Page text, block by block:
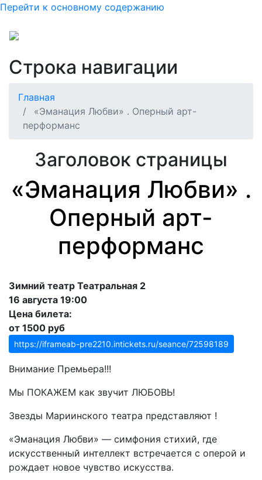
Перейти к основному содержанию
Строка навигации
Главная
«Эманация Любви» . Оперный арт-
перформанс
Заголовок страницы
«Эманация Любви» .
Оперный арт-
перформанс
Зимний театр Театральная 2
16 августа 19:00
Цена билета:
от 1500 руб
https://iframeab-pre2210.intickets.ru/seance/72598189
Внимание Премьера!!!
Мы ПОКАЖЕМ как звучит ЛЮБОВЬ!
Звезды Мариинского театра представляют !
«Эманация Любви» — симфония стихий, где
искусственный интеллект встречается с оперой и
рождает новое чувство искусства.